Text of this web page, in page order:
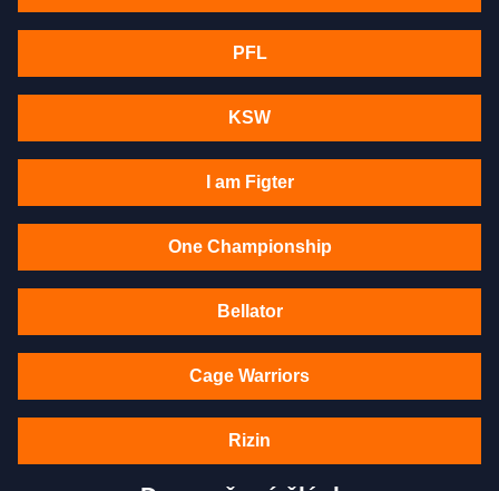
PFL
KSW
I am Figter
One Championship
Bellator
Cage Warriors
Rizin